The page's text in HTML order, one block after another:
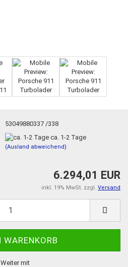
53049880337 /338
ca. 1-2 Tage
(Ausland abweichend)
6.294,01 EUR
inkl. 19% MwSt. zzgl. Versand
Weiter mit